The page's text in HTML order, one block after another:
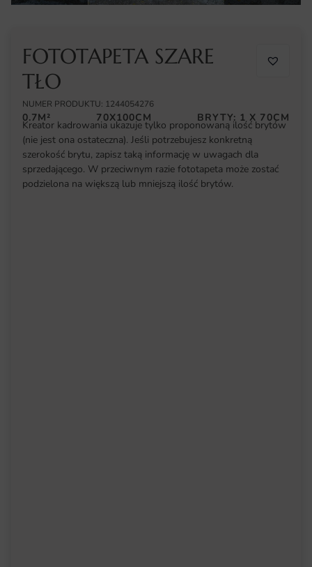
FOTOTAPETA SZARE
TŁO
NUMER PRODUKTU: 1244054276
0.7M² 70X100CM BRYTY: 1 X 70CM
Kreator kadrowania ukazuje tylko proponowaną ilość brytów
(nie jest ona ostateczna). Jeśli potrzebujesz konkretną
szerokość brytu, zapisz taką informację w uwagach dla
sprzedającego. W przeciwnym razie fototapeta może zostać
podzielona na większą lub mniejszą ilość brytów.